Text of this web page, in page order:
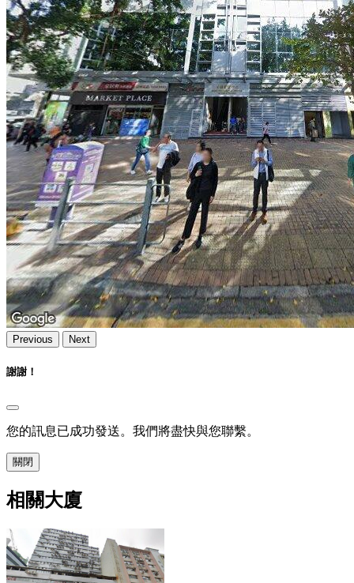
Previous Next
謝謝！
您的訊息已成功發送。我們將盡快與您聯繫。
關閉
相關大廈